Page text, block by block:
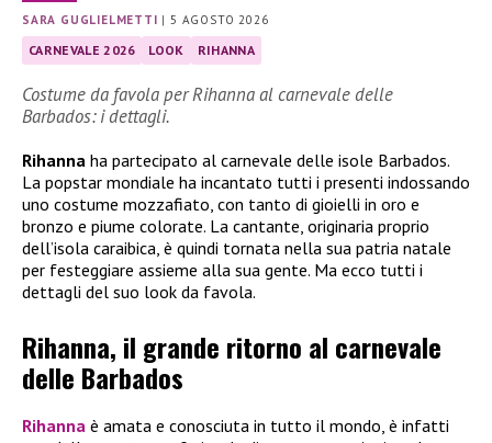
SARA GUGLIELMETTI | 5 AGOSTO 2026
CARNEVALE 2026 LOOK RIHANNA
Costume da favola per Rihanna al carnevale delle
Barbados: i dettagli.
Rihanna ha partecipato al carnevale delle isole Barbados.
La popstar mondiale ha incantato tutti i presenti indossando
uno costume mozzafiato, con tanto di gioielli in oro e
bronzo e piume colorate. La cantante, originaria proprio
dell’isola caraibica, è quindi tornata nella sua patria natale
per festeggiare assieme alla sua gente. Ma ecco tutti i
dettagli del suo look da favola.
Rihanna, il grande ritorno al carnevale
delle Barbados
Rihanna è amata e conosciuta in tutto il mondo, è infatti